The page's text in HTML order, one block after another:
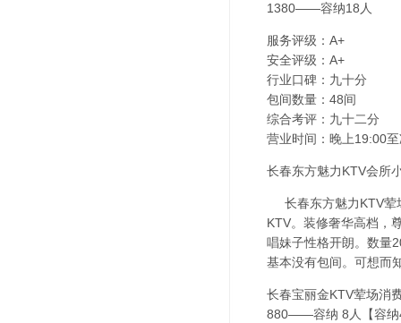
1380——容纳18人
服务评级：A+
安全评级：A+
行业口碑：九十分
包间数量：48间
综合考评：九十二分
营业时间：晚上19:00
长春东方魅力KTV会所
长春东方魅力KTV荤
KTV。装修奢华高档，
唱妹子性格开朗。数量
基本没有包间。可想而
长春宝丽金KTV荤场消
880——容纳 8人【容纳